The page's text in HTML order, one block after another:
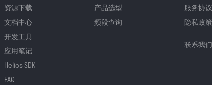
资源下载
文档中心
开发工具
应用笔记
Helios SDK
FAQ
产品选型
频段查询
服务协议
隐私政策
联系我们